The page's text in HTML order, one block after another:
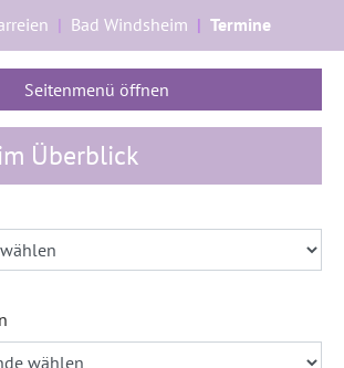
Bad Windsheim Termine
Seitenmenü öffnen
Überblick